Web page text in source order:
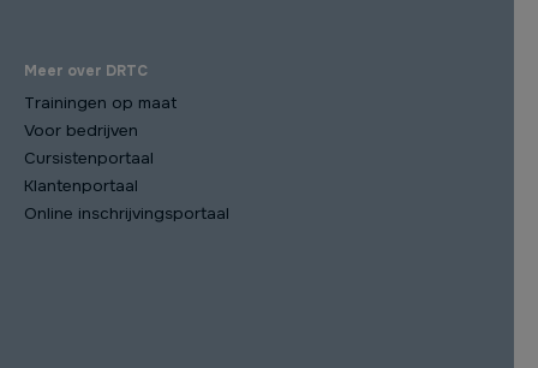
Meer over DRTC
Trainingen op maat
Voor bedrijven
Cursistenportaal
Klantenportaal
Online inschrijvingsportaal